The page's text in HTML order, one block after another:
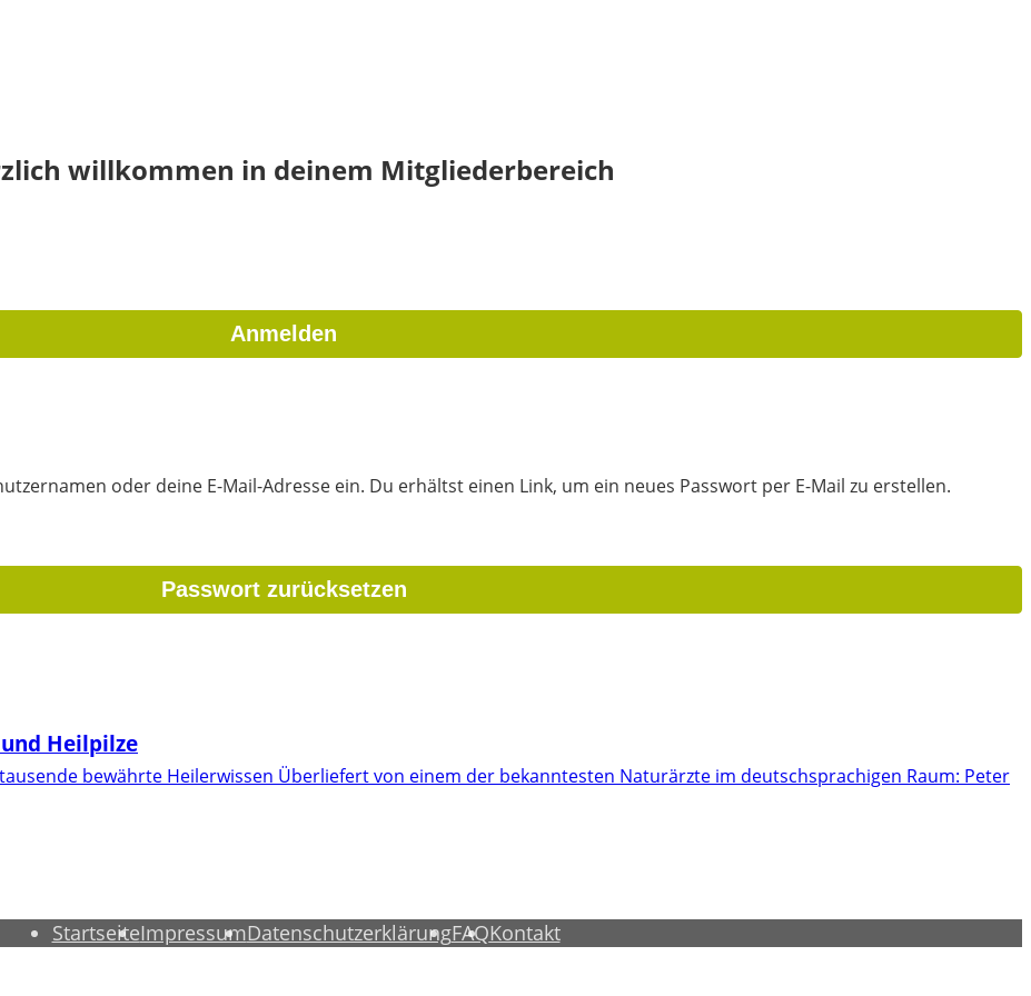
willkommen in deinem Mitgliederbereich
oder deine E-Mail-Adresse ein. Du erhältst einen Link, um ein neues Passwort per E-Mail zu erstellen.
Heilpilze
bewährte Heilerwissen Überliefert von einem der bekanntesten Naturärzte im deutschsprachigen Raum: Peter
StartseiteImpressumDatenschutzerklärungFAQKontakt